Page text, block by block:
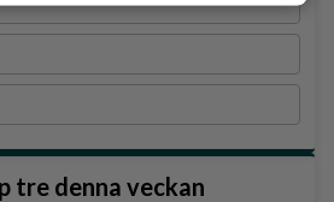
tre denna veckan